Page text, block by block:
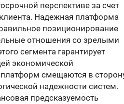
перспективе за счет
Надежная платформа
позиционирование
отношения со зрелыми
сегмента гарантирует
экономической
платформ смещаются в
надежности систем.
предсказуемость